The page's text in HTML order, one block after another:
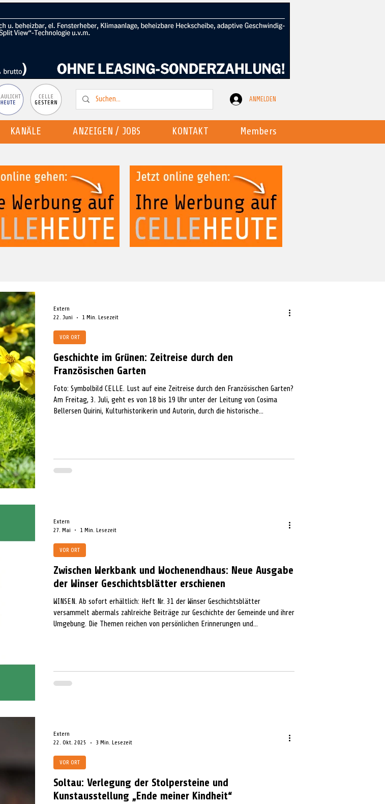
ANMELDEN
KANÄLE ANZEIGEN / JOBS KONTAKT Members
Geschichte im Grünen: Zeitreise durch den
Französischen Garten
Foto: Symbolbild CELLE. Lust auf eine Zeitreise durch den Französischen Garten?
Am Freitag, 3. Juli, geht es von 18 bis 19 Uhr unter der Leitung von Cosima
Bellersen Quirini, Kulturhistorikerin und Autorin, durch die historische
VOR ORT
Extern
22. Juni
1 Min. Lesezeit
Zwischen Werkbank und Wochenendhaus: Neue Ausgabe
der Winser Geschichtsblätter erschienen
WINSEN. Ab sofort erhältlich: Heft Nr. 31 der Winser Geschichtsblätter
versammelt abermals zahlreiche Beiträge zur Geschichte der Gemeinde und ihrer
Umgebung. Die Themen reichen von persönlichen Erinnerungen und
VOR ORT
Extern
27. Mai
1 Min. Lesezeit
Soltau: Verlegung der Stolpersteine und
Kunstausstellung „Ende meiner Kindheit“
VOR ORT
Extern
22. Okt. 2025
3 Min. Lesezeit